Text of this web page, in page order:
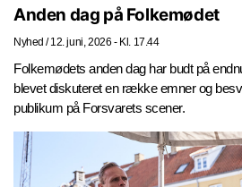
Anden dag på Folkemødet
Nyhed / 12. juni, 2026 - Kl. 17.44
Folkemødets anden dag har budt på
blevet diskuteret en række emner og
publikum på Forsvarets scener.